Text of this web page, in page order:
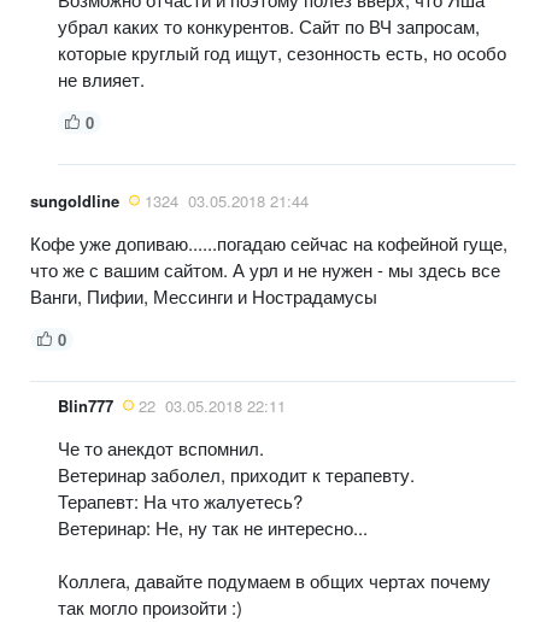
убрал каких то конкурентов. Сайт по ВЧ запросам,
которые круглый год ищут, сезонность есть, но особо
не влияет.
0
sungoldline 1324 03.05.2018 21:44
Кофе уже допиваю......погадаю сейчас на кофейной гуще,
что же с вашим сайтом. А урл и не нужен - мы здесь все
Ванги, Пифии, Мессинги и Нострадамусы
0
Blin777 22 03.05.2018 22:11
Че то анекдот вспомнил.
Ветеринар заболел, приходит к терапевту.
Терапевт: На что жалуетесь?
Ветеринар: Не, ну так не интересно...
Коллега, давайте подумаем в общих чертах почему
так могло произойти :)